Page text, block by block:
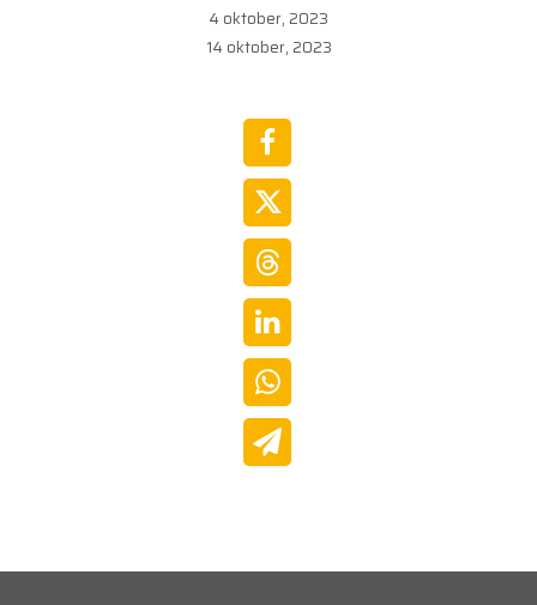
4 oktober, 2023
14 oktober, 2023